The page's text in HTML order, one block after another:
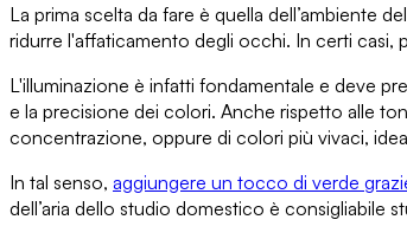
La prima scelta da fare è quella dell’ambiente
ridurre l'affaticamento degli occhi. In certi casi,
L'illuminazione è infatti fondamentale e deve
e la precisione dei colori. Anche rispetto alle
concentrazione, oppure di colori più vivaci,
In tal senso, aggiungere un tocco di verde
dell’aria dello studio domestico è consigliabile